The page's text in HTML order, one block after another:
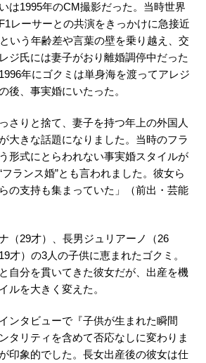
は1995年のCM撮影だった。当時世界
レーサーとの共演をきっかけに急接近
いう年齢差や言葉の壁を乗り越え、交
ジ氏には妻子がおり離婚調停中だった
年にゴクミは単身海を渡ってアレジ
後、事実婚にいたった。
さりと捨て、妻子を持つ年上の外国人
大きな話題になりました。当時のフラ
形式にとらわれない事実婚スタイルが
ランス婚”とも言われました。彼女ら
の支持も集まっていた」（前出・芸能
（29才）、長男ジュリアーノ（26
才）の3人の子供に恵まれたゴクミ。
自分を貫いてきた彼女だが、出産を機
ルを大きく変えた。
ンタビューで『子供が生まれた瞬間
タリティを含めて否応なしに変わりま
印象的でした。長女出産後の彼女は仕